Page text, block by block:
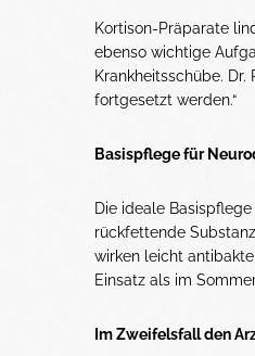
Kortison-Präparate
ebenso wichtige
Krankheitsschübe.
fortgesetzt werden.“
Basispflege für
Die ideale
rückfettende
wirken leicht
Einsatz als im
Im Zweifelsfall den